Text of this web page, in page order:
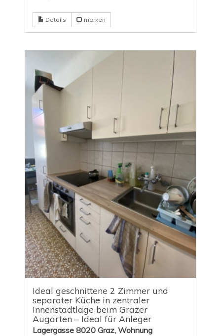
Details merken
Ideal geschnittene 2 Zimmer und
separater Küche in zentraler
Innenstadtlage beim Grazer
Augarten – Ideal für Anleger
Lagergasse 8020 Graz, Wohnung